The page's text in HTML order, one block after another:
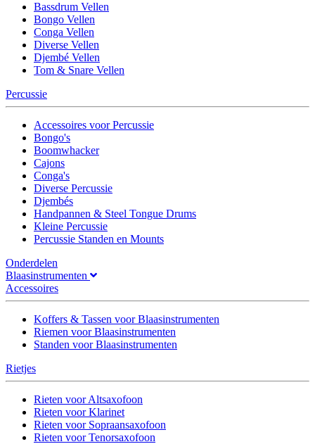
Bassdrum Vellen
Bongo Vellen
Conga Vellen
Diverse Vellen
Djembé Vellen
Tom & Snare Vellen
Percussie
Accessoires voor Percussie
Bongo's
Boomwhacker
Cajons
Conga's
Diverse Percussie
Djembés
Handpannen & Steel Tongue Drums
Kleine Percussie
Percussie Standen en Mounts
Onderdelen
Blaasinstrumenten
Accessoires
Koffers & Tassen voor Blaasinstrumenten
Riemen voor Blaasinstrumenten
Standen voor Blaasinstrumenten
Rietjes
Rieten voor Altsaxofoon
Rieten voor Klarinet
Rieten voor Sopraansaxofoon
Rieten voor Tenorsaxofoon